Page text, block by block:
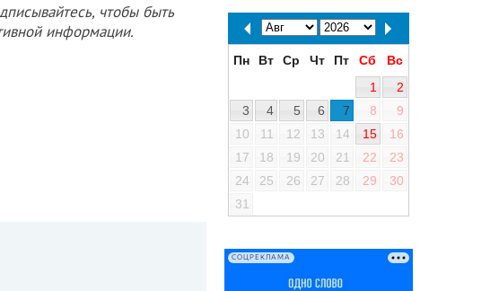
чтобы быть
информации.
Пн Вт Ср Чт Пт Сб
Вс
1
2
3
4 5 6 7 8
9
10
11 12 13 14 15
16
17
18 19 20 21 22
23
24
25 26 27 28 29
30
31
СОЦРЕКЛАМА